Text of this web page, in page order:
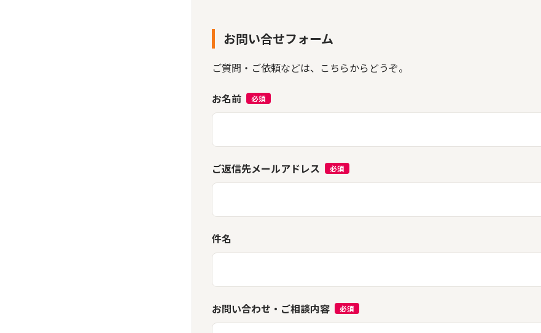
お問い合せフォーム
ご質問・ご依頼などは、こちらからどうぞ。
お名前 必須
ご返信先メールアドレス 必須
件名
お問い合わせ・ご相談内容 必須